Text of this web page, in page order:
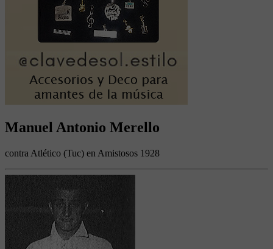
Manuel Antonio Merello
contra Atlético (Tuc) en Amistosos 1928